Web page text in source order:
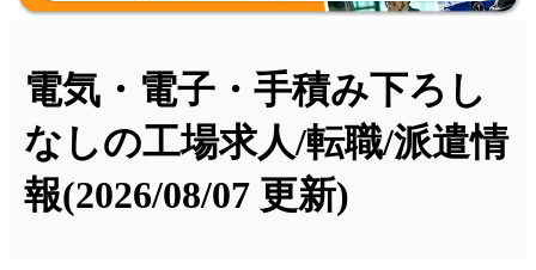
電気・電子・手積み下ろし
なしの工場求人/転職/派遣情
報(2026/08/07 更新)